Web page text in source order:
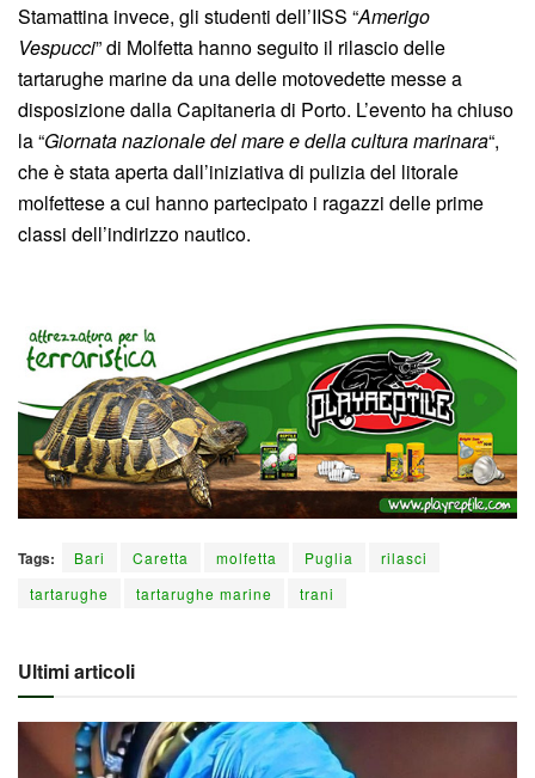
Stamattina invece, gli studenti dell’IISS “Amerigo
Vespucci” di Molfetta hanno seguito il rilascio delle
tartarughe marine da una delle motovedette messe a
disposizione dalla Capitaneria di Porto. L’evento ha chiuso
la “Giornata nazionale del mare e della cultura marinara“,
che è stata aperta dall’iniziativa di pulizia del litorale
molfettese a cui hanno partecipato i ragazzi delle prime
classi dell’indirizzo nautico.
Tags: Bari Caretta molfetta Puglia
rilasci
tartarughe
tartarughe marine trani
Ultimi articoli